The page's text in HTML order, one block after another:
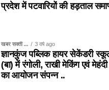
प्रदेश में पटवारियों की हड़ताल
खबर सक्ती ... 3 वर्ष ago
ज्ञानकुंज पब्लिक हायर सेकेंडरी
(बा) में रंगोली, राखी मेकिंग एवं मेहंदी
का आयोजन संपन्न ..